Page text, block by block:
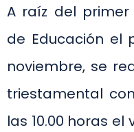
A raíz del
de Educación el
noviembre, se
triestamental
las 10.00 horas